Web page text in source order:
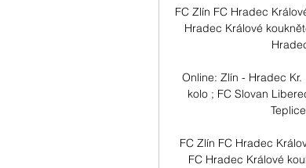
FC Zlín FC Hradec
Hradec Králové
Online: Zlín - Hradec
kolo ; FC Slovan
FC Zlín FC Hradec
FC Hradec Králové